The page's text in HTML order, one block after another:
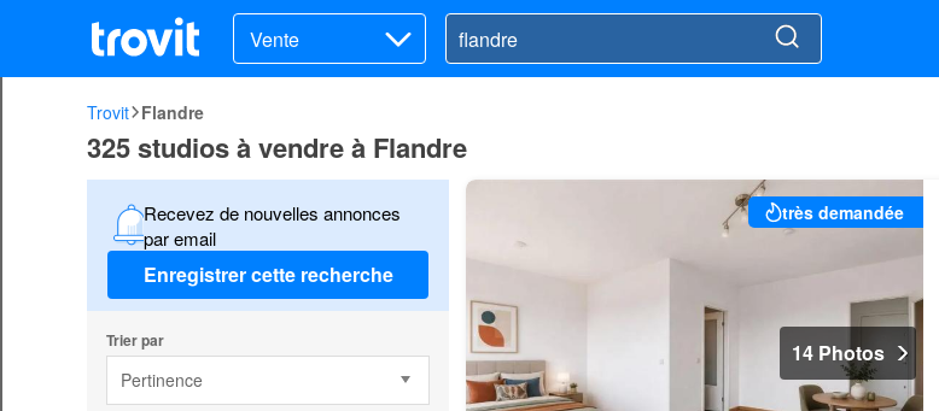
Vente
Trovit Flandre
325 studios à vendre à Flandre
Recevez de nouvelles annonces
par email
Enregistrer cette recherche
Trier par
Pertinence
très demandée
14 Photos